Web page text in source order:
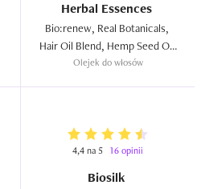
Herbal Essences
Bio:renew, Real Botanicals,
Hair Oil Blend, Hemp Seed Oil
& Aloe
Olejek do włosów
4,4 na 5 16 opinii
Biosilk